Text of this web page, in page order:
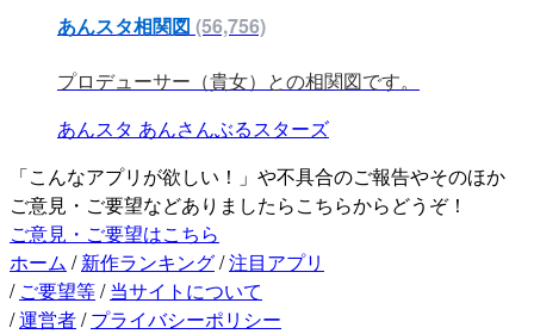
あんスタ相関図 (56,756)
プロデューサー（貴女）との相関図です。
あんスタ あんさんぶるスターズ
「こんなアプリが欲しい！」や不具合のご報告やそのほか
ご意見・ご要望などありましたらこちらからどうぞ！
ご意見・ご要望はこちら
ホーム / 新作ランキング/注目アプリ
/ ご要望等/ 当サイトについて
/運営者/ プライバシーポリシー